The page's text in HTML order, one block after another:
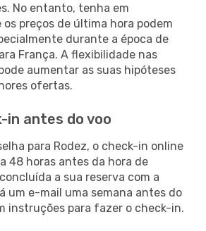
No entanto, tenha em
preços de última hora podem
durante a época de
França. A flexibilidade nas
aumentar as suas hipóteses
ofertas.
in antes do voo
para Rodez, o check-in online
48 horas antes da hora de
a sua reserva com a
um e-mail uma semana antes do
instruções para fazer o check-in.